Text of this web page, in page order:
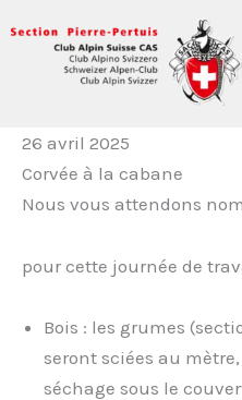
contenu
26 avril 2025
Corvée à la cabane
Nous vous attendons
pour cette journée de
Bois : les grumes
seront sciées au
séchage sous le